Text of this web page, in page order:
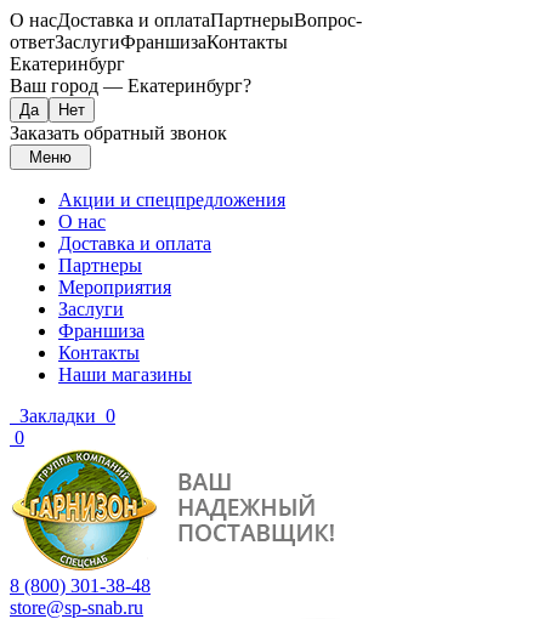
О насДоставка и оплатаПартнерыВопрос-
ответЗаслугиФраншизаКонтакты
Екатеринбург
Ваш город — Екатеринбург?
Заказать обратный звонок
Меню
Акции и спецпредложения
О нас
Доставка и оплата
Партнеры
Мероприятия
Заслуги
Франшиза
Контакты
Наши магазины
Закладки 0
0
8 (800) 301-38-48
store@sp-snab.ru